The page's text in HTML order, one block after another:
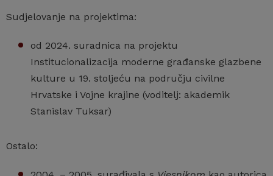
Sudjelovanje na projektima:
od 2024. suradnica na projektu
Institucionalizacija moderne građanske glazbene
kulture u 19. stoljeću na području civilne
Hrvatske i Vojne krajine (voditelj: akademik
Stanislav Tuksar)
Ostalo: